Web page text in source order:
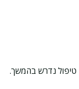
טיפול נדרש בהמשך.